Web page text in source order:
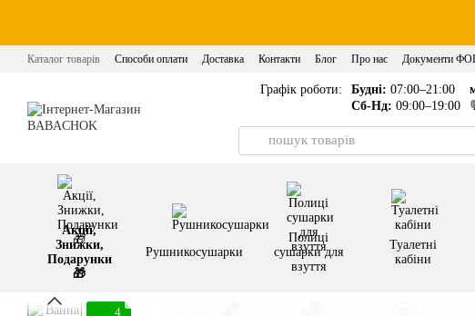
Каталог товарів Способи оплати Доставка Контакти Блог Про нас Документи
Графік роботи: Будні: 07:00–21:00
Сб-Нд: 09:00–19:00
Акції,
Знижки,
Подарунки
🎁
Рушникосушарки
Полиці
сушарки для
взуття
Туалетні
кабіни
4